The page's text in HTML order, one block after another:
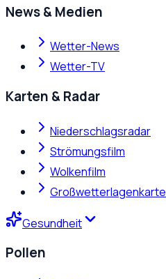
News & Medien
Wetter-News
Wetter-TV
Karten & Radar
Niederschlagsradar
Strömungsfilm
Wolkenfilm
Großwetterlagenkarte
Gesundheit
Pollen